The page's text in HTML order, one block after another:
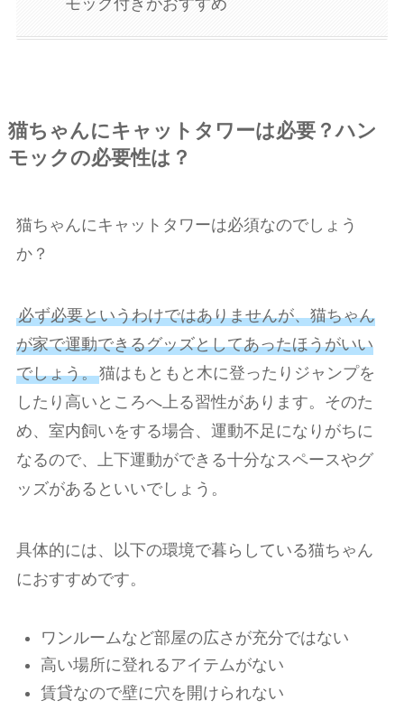
モック付きがおすすめ
猫ちゃんにキャットタワーは必要？ハン
モックの必要性は？
猫ちゃんにキャットタワーは必須なのでしょう
か？
必ず必要というわけではありませんが、猫ちゃん
が家で運動できるグッズとしてあったほうがいい
でしょう。猫はもともと木に登ったりジャンプを
したり高いところへ上る習性があります。そのた
め、室内飼いをする場合、運動不足になりがちに
なるので、上下運動ができる十分なスペースやグ
ッズがあるといいでしょう。
具体的には、以下の環境で暮らしている猫ちゃん
におすすめです。
ワンルームなど部屋の広さが充分ではない
高い場所に登れるアイテムがない
賃貸なので壁に穴を開けられない